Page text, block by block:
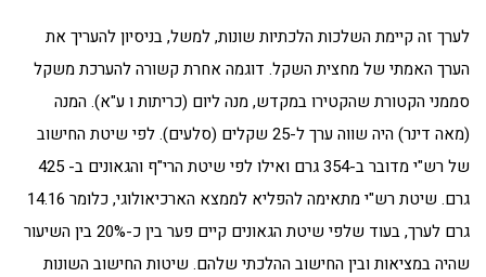
לערך זה קיימת השלכות הלכתיות שונות, למשל, בניסיון להעריך את
הערך האמתי של מחצית השקל. דוגמה אחרת קשורה להערכת משקל
סממני הקטורת שהקטירו במקדש, מנה ליום (כריתות ו ע"א). המנה
(מאה דינר) היה שווה ערך ל-25 שקלים (סלעים). לפי שיטת החישוב
של רש"י מדובר ב-354 גרם ואילו לפי שיטת הרי"ף והגאונים ב- 425
גרם. שיטת רש"י מתאימה להפליא לממצא הארכיאולוגי, כלומר 14.16
גרם לערך, בעוד שלפי שיטת הגאונים קיים פער בין כ-20% בין השיעור
שהיה במציאות ובין החישוב ההלכתי שלהם. שיטות החישוב השונות